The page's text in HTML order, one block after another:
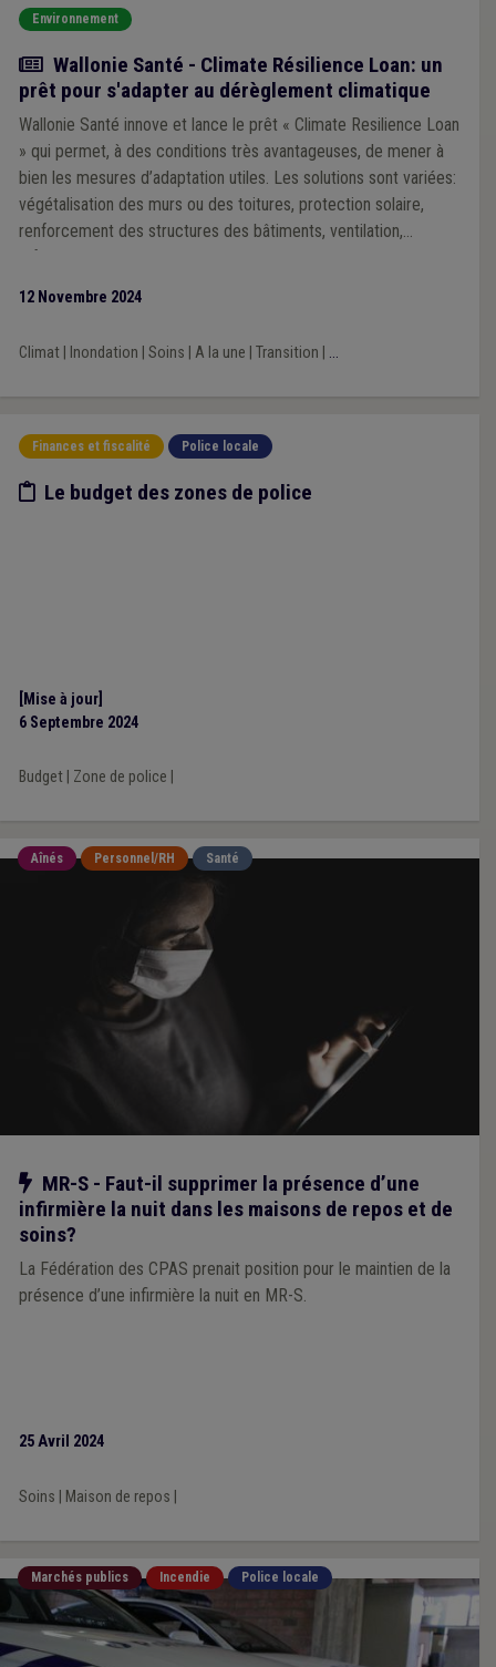
Environnement
Actualité
Wallonie Santé - Climate Résilience Loan: un
prêt pour s'adapter au dérèglement climatique
Wallonie Santé innove et lance le prêt « Climate Resilience Loan
» qui permet, à des conditions très avantageuses, de mener à
bien les mesures d’adaptation utiles. Les solutions sont variées:
végétalisation des murs ou des toitures, protection solaire,
renforcement des structures des bâtiments, ventilation,
rafraîchissement de l’air, bassins d’orage, etc.
12 Novembre 2024
Climat| Inondation Soins A la une Transition ...
Finances et fiscalité Police locale
Etude/chiffres
Le budget des zones de police
[Mise à jour]
6 Septembre 2024
Budget| Zone de police
Aînés Personnel/RH Santé
Notre action
MR-S - Faut-il supprimer la présence d’une
infirmière la nuit dans les maisons de repos et de
soins?
La Fédération des CPAS prenait position pour le maintien de la
présence d’une infirmière la nuit en MR-S.
25 Avril 2024
Soins Maison de repos
Marchés publics Incendie Police locale